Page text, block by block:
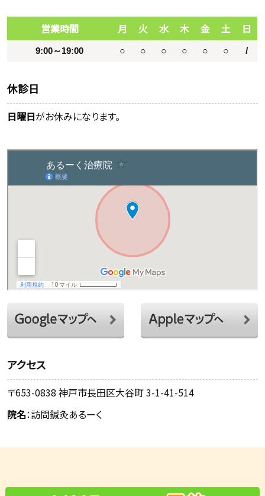
営業時間 月 火 水 木 金 土 日
9:00～19:00 ○ ○ ○ ○ ○ ○ /
休診日
日曜日がお休みになります。
アクセス
〒653-0838 神戸市長田区大谷町 3-1-41-514
院名：訪問鍼灸あるーく